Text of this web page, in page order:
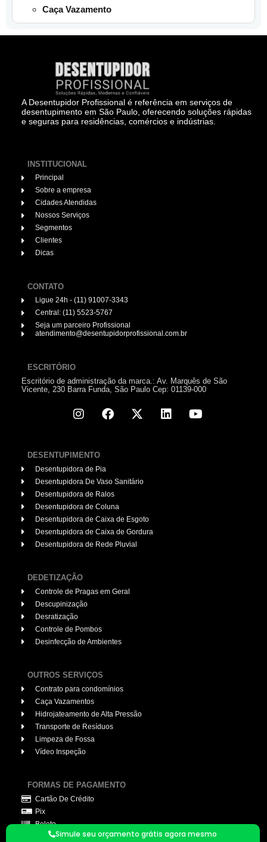
Caça Vazamento
A Desentupidor Profissional é referência em serviços de
desentupimento em São Paulo, oferecendo soluções rápidas
e seguras para residências, comércios e indústrias.
INSTITUCIONAL
Principal
Sobre a empresa
Cidades Atendidas
Nossos Serviços
Segmentos
Clientes
Dicas
CONTATO
Ligue 24h - (11) 91007-3343
Central: (11) 5523-5767
Seja um parceiro Profissional
atendimento@desentupidorprofissional.com.br
ESCRITÓRIO
Escritório de administração da marca.: Av. Marquês de São
Vicente, 230 Barra Funda, São Paulo Cep: 01139-000
DESENTUPIMENTO
Desentupidora de Pia
Desentupidora De Vaso Sanitário
Desentupidora de Ralos
Desentupidora de Coluna
Desentupidora de Caixa de Esgoto
Desentupidora de Caixa de Gordura
Desentupidora de Rede Pluvial
DEDETIZAÇÃO
Controle de Pragas em Geral
Descupinização
Desratização
Controle de Pombos
Desinfecção de Ambientes
OUTROS SERVIÇOS
Contrato para condomínios
Caça Vazamentos
Hidrojateamento de Alta Pressão
Transporte de Resíduos
Limpeza de Fossa
Vídeo Inspeção
FORMAS DE PAGAMENTO
Cartão De Crédito
Pix
Boleto
Simule seu orçamento grátis agora mesmo